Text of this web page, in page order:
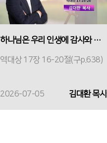
하나님은 우리 인생에 감사와 찬송의 이유입니다
역대상 17장 16-20절(구p.638)
2026-07-05 김대환 목사